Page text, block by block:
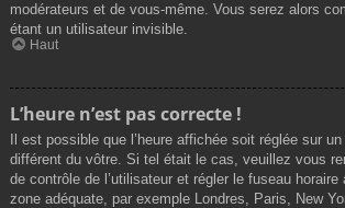
modérateurs et de vous-même. Vous serez alors
étant un utilisateur invisible.
Haut
L’heure n’est pas correcte !
Il est possible que l’heure affichée soit réglée sur
différent du vôtre. Si tel était le cas, veuillez vous
de contrôle de l’utilisateur et régler le fuseau
zone adéquate, par exemple Londres, Paris, New